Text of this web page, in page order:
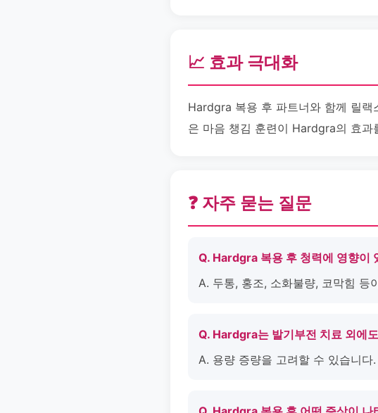
📈 효과 극대화
Hardgra 복용 후 파트너와 함께 릴
은 마음 챙김 훈련이 Hardgra의 효과
❓ 자주 묻는 질문
Q. Hardgra 복용 후 청력에 영향이
A. 두통, 홍조, 소화불량, 코막힘 등
Q. Hardgra는 발기부전 치료 외에
A. 용량 증량을 고려할 수 있습니